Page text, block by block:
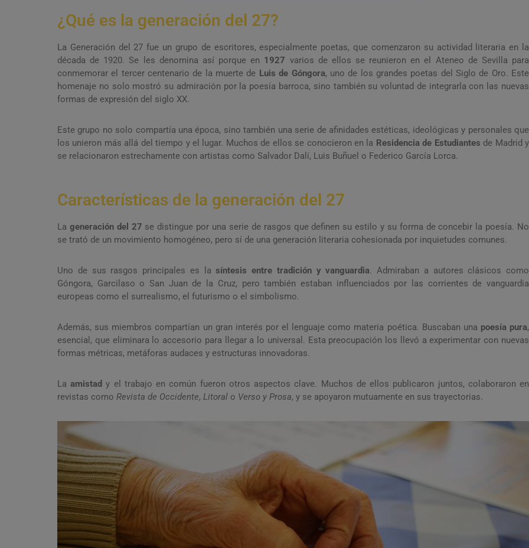
¿Qué es la generación del 27?
La Generación del 27 fue un grupo de escritores, especialmente poetas, que comenzaron su actividad literaria en la
década de 1920. Se les denomina así porque en 1927 varios de ellos se reunieron en el Ateneo de Sevilla para
conmemorar el tercer centenario de la muerte de Luis de Góngora, uno de los grandes poetas del Siglo de Oro. Este
homenaje no solo mostró su admiración por la poesía barroca, sino también su voluntad de integrarla con las nuevas
formas de expresión del siglo XX.
Este grupo no solo compartía una época, sino también una serie de afinidades estéticas, ideológicas y personales que
los unieron más allá del tiempo y el lugar. Muchos de ellos se conocieron en la Residencia de Estudiantes de Madrid y
se relacionaron estrechamente con artistas como Salvador Dalí, Luis Buñuel o Federico García Lorca.
Características de la generación del 27
La generación del 27 se distingue por una serie de rasgos que definen su estilo y su forma de concebir la poesía. No
se trató de un movimiento homogéneo, pero sí de una generación literaria cohesionada por inquietudes comunes.
Uno de sus rasgos principales es lasíntesis entre tradición y vanguardia. Admiraban a autores clásicos como
Góngora, Garcilaso o San Juan de la Cruz, pero también estaban influenciados por las corrientes de vanguardia
europeas como el surrealismo, el futurismo o el simbolismo.
Además, sus miembros compartían un gran interés por el lenguaje como materia poética. Buscaban una poesía pura,
esencial, que eliminara lo accesorio para llegar a lo universal. Esta preocupación los llevó a experimentar con nuevas
formas métricas, metáforas audaces y estructuras innovadoras.
Laamistad y el trabajo en común fueron otros aspectos clave. Muchos de ellos publicaron juntos, colaboraron en
revistas como Revista de Occidente, Litoral o Verso y Prosa, y se apoyaron mutuamente en sus trayectorias.